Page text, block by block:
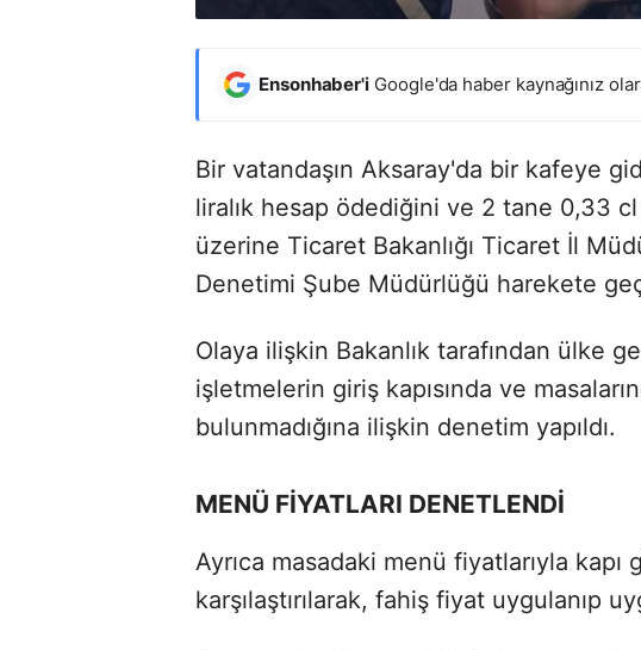
Ensonhaber'i Google'da haber kaynağınız
Bir vatandaşın Aksaray'da bir kafeye
liralık hesap ödediğini ve 2 tane 0,33
üzerine Ticaret Bakanlığı Ticaret İl
Denetimi Şube Müdürlüğü harekete
Olaya ilişkin Bakanlık tarafından ülke
işletmelerin giriş kapısında ve
bulunmadığına ilişkin denetim yapıldı.
MENÜ FİYATLARI DENETLENDİ
Ayrıca masadaki menü fiyatlarıyla
karşılaştırılarak, fahiş fiyat uygulanıp